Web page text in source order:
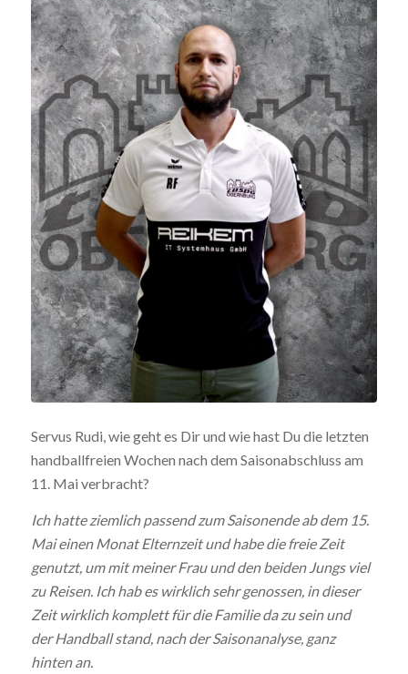
Servus Rudi, wie geht es Dir und wie hast Du die letzten
handballfreien Wochen nach dem Saisonabschluss am
11. Mai verbracht?
Ich hatte ziemlich passend zum Saisonende ab dem 15.
Mai einen Monat Elternzeit und habe die freie Zeit
genutzt, um mit meiner Frau und den beiden Jungs viel
zu Reisen. Ich hab es wirklich sehr genossen, in dieser
Zeit wirklich komplett für die Familie da zu sein und
der Handball stand, nach der Saisonanalyse, ganz
hinten an.